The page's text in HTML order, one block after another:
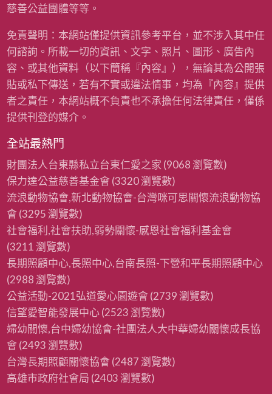
金
會
)
〉
中
慈善公益團體等等。
免責聲明：本網站僅提供資訊參考平台，並不涉入其中任
何諮詢。所載一切的資訊、文字、照片、圖形、廣告內
容、或其他資料（以下簡稱『內容』），無論其為公開張
貼或私下傳送，若有不實或違法情事，均為『內容』提供
者之責任，本網站概不負責也不承擔任何法律責任，僅係
提供刊登的媒介。
全站最熱門
財團法人台東縣私立台東仁愛之家 (9068 瀏覽數)
保力達公益慈善基金會 (3320 瀏覽數)
流浪動物協會,新北動物協會-台灣咪可思關懷流浪動物協
會 (3295 瀏覽數)
社會福利,社會扶助,弱勢關懷-感恩社會福利基金會
(3211 瀏覽數)
長期照顧中心,長照中心,台南長照-下營和平長期照顧中心
(2988 瀏覽數)
公益活動-2021弘道愛心園遊會 (2739 瀏覽數)
信望愛智能發展中心(2523 瀏覽數)
婦幼關懷,台中婦幼協會-社團法人大中華婦幼關懷成長協
會 (2493 瀏覽數)
台灣長期照顧關懷協會 (2487 瀏覽數)
高雄市政府社會局 (2403 瀏覽數)